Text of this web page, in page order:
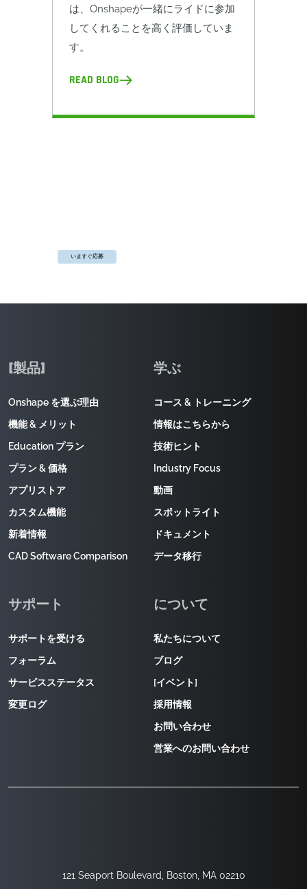
は、Onshapeが一緒にライドに参加
してくれることを高く評価していま
す。
READ BLOG
いますぐ応募
121 Seaport Boulevard, Boston, MA 02210
[製品]
Onshape を選ぶ理由
機能 & メリット
Education プラン
プラン & 価格
アプリストア
カスタム機能
新着情報
CAD Software Comparison
学ぶ
コース & トレーニング
情報はこちらから
技術ヒント
Industry Focus
動画
スポットライト
ドキュメント
データ移行
サポート
サポートを受ける
フォーラム
サービスステータス
変更ログ
について
私たちについて
ブログ
[イベント]
採用情報
お問い合わせ
営業へのお問い合わせ